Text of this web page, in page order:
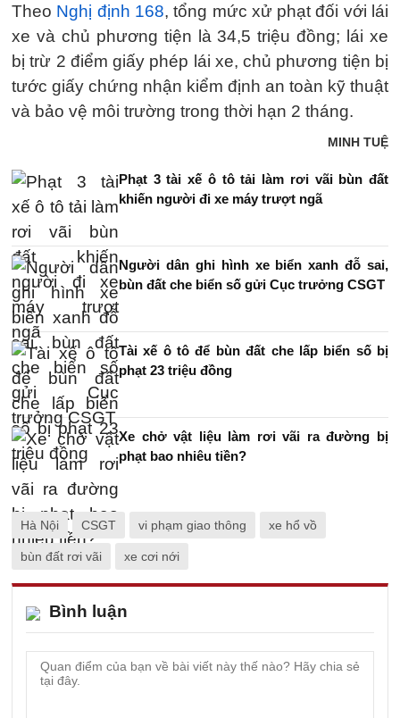
Theo Nghị định 168, tổng mức xử phạt đối với lái
xe và chủ phương tiện là 34,5 triệu đồng; lái xe
bị trừ 2 điểm giấy phép lái xe, chủ phương tiện bị
tước giấy chứng nhận kiểm định an toàn kỹ thuật
và bảo vệ môi trường trong thời hạn 2 tháng.
MINH TUỆ
Phạt 3 tài xế ô tô tải làm rơi vãi bùn đất
khiến người đi xe máy trượt ngã
Người dân ghi hình xe biển xanh đỗ sai,
bùn đất che biển số gửi Cục trưởng CSGT
Tài xế ô tô để bùn đất che lấp biển số bị
phạt 23 triệu đồng
Xe chở vật liệu làm rơi vãi ra đường bị
phạt bao nhiêu tiền?
Hà Nội CSGT vi phạm giao thông xe hổ vồ
bùn đất rơi vãi xe cơi nới
Bình luận